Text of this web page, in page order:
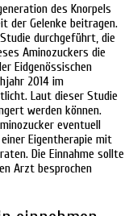
des Knorpels
der Gelenke beitragen.
durchgeführt, die
Aminozuckers die
Eidgenössischen
2014 im
Laut dieser Studie
werden können.
eventuell
Eigentherapie mit
Die Einnahme sollte
Arzt besprochen